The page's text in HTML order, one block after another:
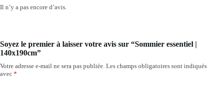
Il n’y a pas encore d’avis.
Soyez le premier à laisser votre avis sur “Sommier essentiel |
140x190cm”
Votre adresse e-mail ne sera pas publiée. Les champs obligatoires sont indiqués
avec *